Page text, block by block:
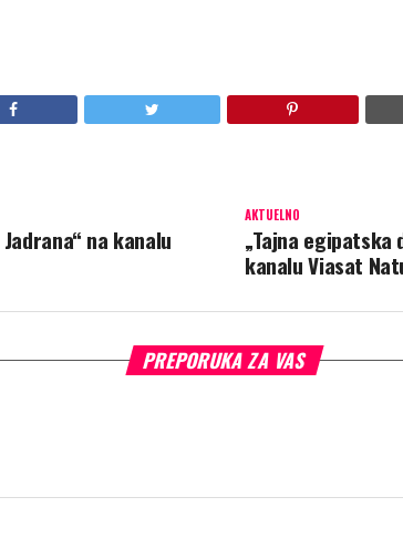
AKTUELNO
„Tajna egipatska
kanalu Viasat
na kanalu
PREPORUKA ZA VAS